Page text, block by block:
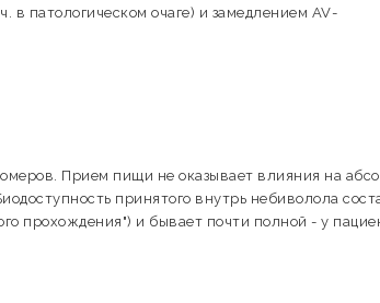
в патологическом очаге) и замедлением AV-
Прием пищи не оказывает влияния на
принятого внутрь небиволола
прохождения") и бывает почти полной - у